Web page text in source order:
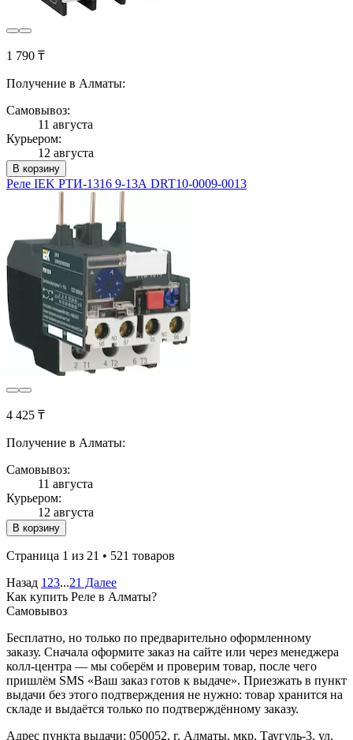
1 790 ₸
Получение в Алматы:
Самовывоз:
11 августа
Курьером:
12 августа
В корзину
Реле IEK РТИ-1316 9-13А DRT10-0009-0013
4 425 ₸
Получение в Алматы:
Самовывоз:
11 августа
Курьером:
12 августа
В корзину
Страница 1 из 21 • 521 товаров
Назад 1 23...21 Далее
Как купить Реле в Алматы?
Самовывоз
Бесплатно, но только по предварительно оформленному
заказу. Сначала оформите заказ на сайте или через менеджера
колл-центра — мы соберём и проверим товар, после чего
пришлём SMS «Ваш заказ готов к выдаче». Приезжать в пункт
выдачи без этого подтверждения не нужно: товар хранится на
складе и выдаётся только по подтверждённому заказу.
Адрес пункта выдачи: 050052, г. Алматы, мкр. Таугуль-3, ул.